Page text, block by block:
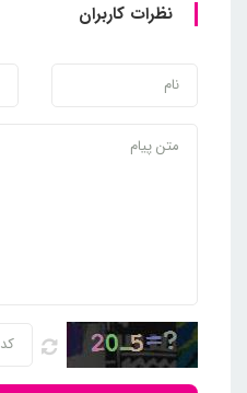
نظرات کاربران